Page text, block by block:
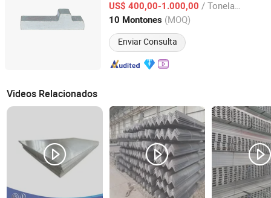
US$ 400,00-1.000,00 / Tonelada
10 Montones (MOQ)
Enviar Consulta
Jiangsu, China Desde 2024
Videos Relacionados